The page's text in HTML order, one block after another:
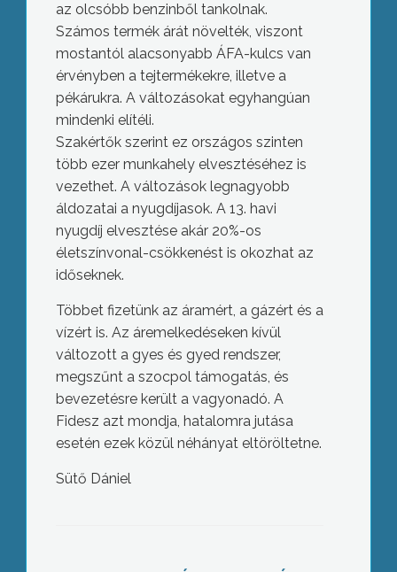
az olcsóbb benzinből tankolnak.
Számos termék árát növelték, viszont
mostantól alacsonyabb ÁFA-kulcs van
érvényben a tejtermékekre, illetve a
pékárukra. A változásokat egyhangúan
mindenki elítéli.
Szakértők szerint ez országos szinten
több ezer munkahely elvesztéséhez is
vezethet. A változások legnagyobb
áldozatai a nyugdíjasok. A 13. havi
nyugdíj elvesztése akár 20%-os
életszínvonal-csökkenést is okozhat az
időseknek.
Többet fizetünk az áramért, a gázért és a
vízért is. Az áremelkedéseken kívül
változott a gyes és gyed rendszer,
megszűnt a szocpol támogatás, és
bevezetésre került a vagyonadó. A
Fidesz azt mondja, hatalomra jutása
esetén ezek közül néhányat eltöröltetne.
Sütő Dániel
vel